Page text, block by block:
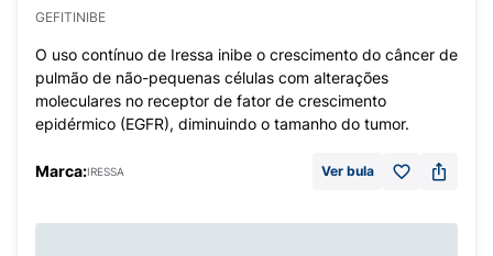
GEFITINIBE
O uso contínuo de Iressa inibe o crescimento do câncer de
pulmão de não-pequenas células com alterações
moleculares no receptor de fator de crescimento
epidérmico (EGFR), diminuindo o tamanho do tumor.
Marca:IRESSA Ver bula